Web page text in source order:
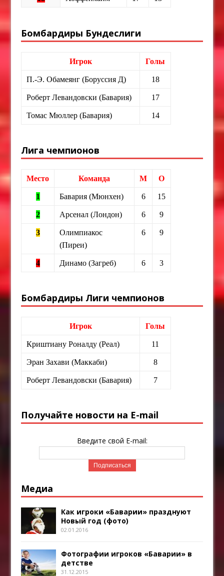
Бомбардиры Бундеслиги
Игрок Голы
П.-Э. Обамеянг (Боруссия Д) 18
Роберт Левандовски (Бавария) 17
Томас Мюллер (Бавария) 14
Лига чемпионов
Место Команда М О
1 Бавария (Мюнхен) 6 15
2 Арсенал (Лондон) 6 9
3
Олимпиакос
(Пиреи)
6 9
4 Динамо (Загреб) 6 3
Бомбардиры Лиги чемпионов
Игрок Голы
Криштиану Роналду (Реал) 11
Эран Захави (Маккаби) 8
Роберт Левандовски (Бавария) 7
Получайте новости на E-mail
Введите свой E-mail:
Медиа
Как игроки «Баварии» празднуют
Новый год (фото)
02.01.2016
Фотографии игроков «Баварии» в
детстве
31.12.2015